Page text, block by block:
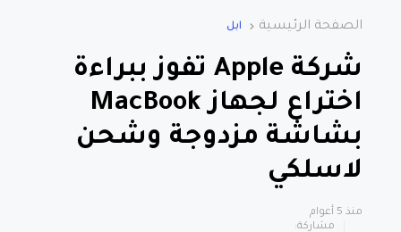
الصفحة الرئيسية ابل
شركة Apple تفوز ببراءة
اختراع لجهاز MacBook
بشاشة مزدوجة وشحن
لاسلكي
منذ 5 أعوام
مشاركة: